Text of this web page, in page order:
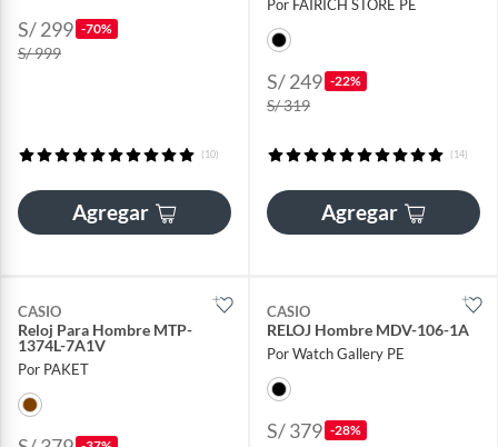
S/ 299 -70%
S/ 999
(10)
Agregar
Por FAIRICH STORE PE
S/ 249 -22%
S/ 319
(14)
Agregar
CASIO
Reloj Para Hombre MTP-
1374L-7A1V
Por PAKET
CASIO
RELOJ Hombre MDV-106-1A
Por Watch Gallery PE
S/ 379 -28%